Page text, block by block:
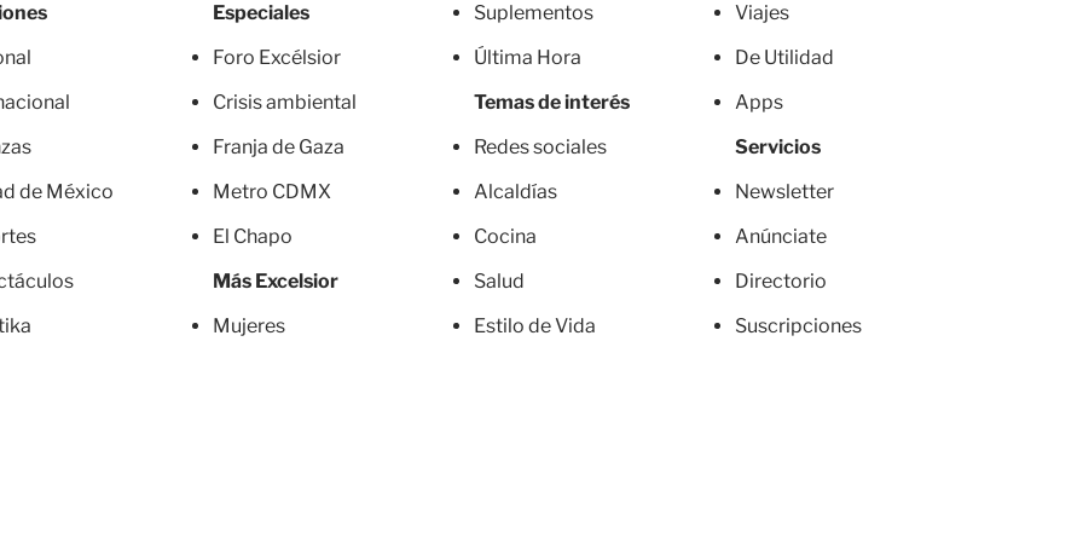
de México
Especiales
Foro Excélsior
Crisis ambiental
Franja de Gaza
Metro CDMX
El Chapo
Más Excelsior
Mujeres
Suplementos
Última Hora
Temas de interés
Redes sociales
Alcaldías
Cocina
Salud
Estilo de Vida
Viajes
De Utilidad
Apps
Servicios
Newsletter
Anúnciate
Directorio
Suscripciones